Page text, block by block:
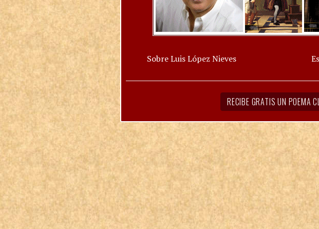
Sobre Luis López Nieves
RECIBE GRATIS UN POEMA